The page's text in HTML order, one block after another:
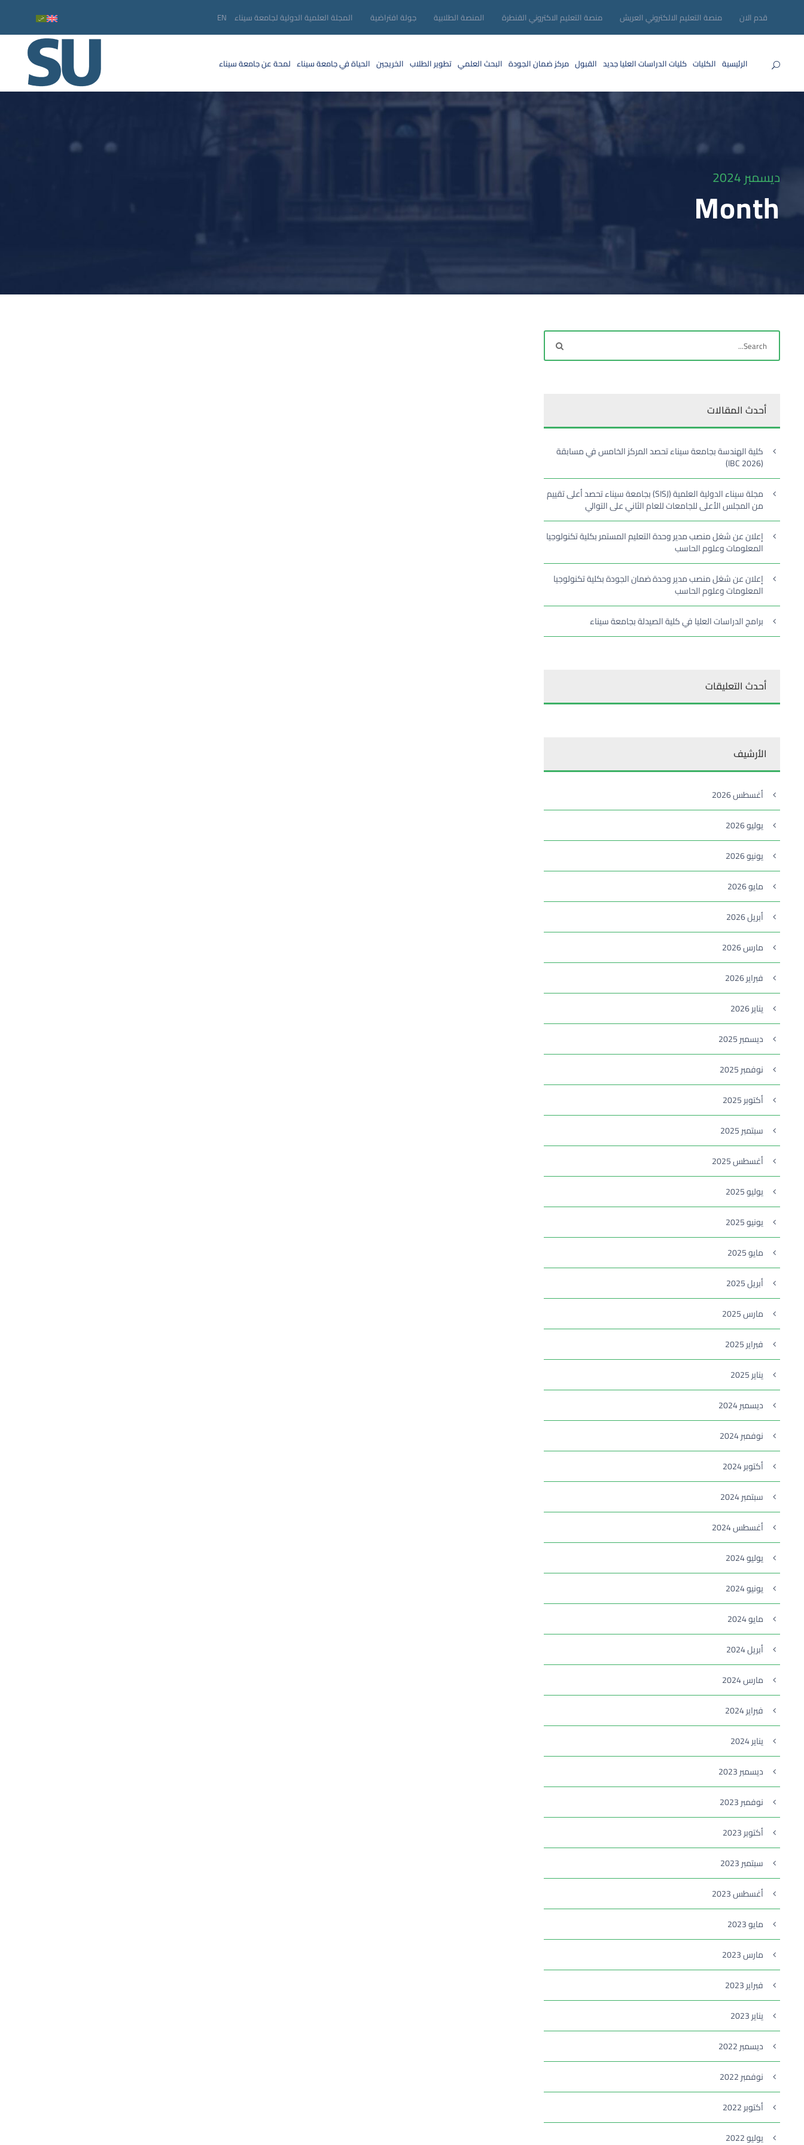
قدم الان منصة التعليم الالكتروني العريش منصة التعليم الاكتروني القنطرة المنصة الطلابية جولة افتراضية المجلة العلمية الدولية لجامعة سيناء EN
الرئيسية الكليات كليات الدراسات العلياجديد القبول مركز ضمان الجودة البحث العلمي تطوير الطلاب الخريجين الحياة في جامعة سيناء لمحة عن جامعة سيناء
ديسمبر 2024
Month
أحدث المقالات
كلية الهندسة بجامعة سيناء تحصد المركز الخامس في مسابقة
(IBC 2026)
مجلة سيناء الدولية العلمية (SISJ) بجامعة سيناء تحصد أعلى تقييم
من المجلس الأعلى للجامعات للعام الثاني على التوالي
إعلان عن شغل منصب مدير وحدة التعليم المستمر بكلية تكنولوجيا
المعلومات وعلوم الحاسب
إعلان عن شغل منصب مدير وحدة ضمان الجودة بكلية تكنولوجيا
المعلومات وعلوم الحاسب
برامج الدراسات العليا في كلية الصيدلة بجامعة سيناء
أحدث التعليقات
الأرشيف
أغسطس 2026
يوليو 2026
يونيو 2026
مايو 2026
أبريل 2026
مارس 2026
فبراير 2026
يناير 2026
ديسمبر 2025
نوفمبر 2025
أكتوبر 2025
سبتمبر 2025
أغسطس 2025
يوليو 2025
يونيو 2025
مايو 2025
أبريل 2025
مارس 2025
فبراير 2025
يناير 2025
ديسمبر 2024
نوفمبر 2024
أكتوبر 2024
سبتمبر 2024
أغسطس 2024
يوليو 2024
يونيو 2024
مايو 2024
أبريل 2024
مارس 2024
فبراير 2024
يناير 2024
ديسمبر 2023
نوفمبر 2023
أكتوبر 2023
سبتمبر 2023
أغسطس 2023
مايو 2023
مارس 2023
فبراير 2023
يناير 2023
ديسمبر 2022
نوفمبر 2022
أكتوبر 2022
يوليو 2022